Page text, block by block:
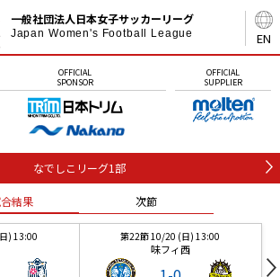
EN
一般社団法人日本女子サッカーリーグ
Japan Women's Football League
OFFICIAL
SPONSOR
OFFICIAL
SUPPLIER
なでしこリーグ1部
結果 次節
) 13:00 第22節 10/20 (日) 13:00
味フィ西